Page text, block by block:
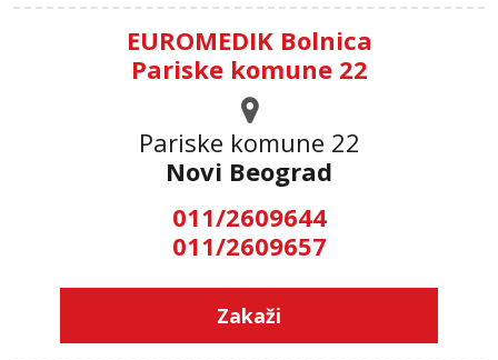
EUROMEDIK Bolnica
Pariske komune 22
Pariske komune 22
Novi Beograd
011/2609644
011/2609657
Zakaži